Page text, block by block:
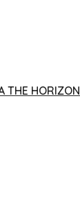
THE HORIZON